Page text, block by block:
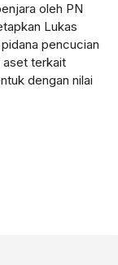
oleh PN
Lukas
pencucian
aset terkait
dengan nilai